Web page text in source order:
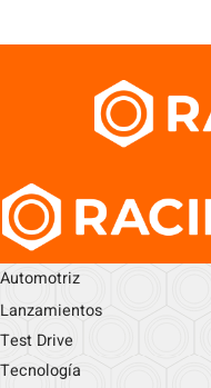
Automotriz
Lanzamientos
Test Drive
Tecnología